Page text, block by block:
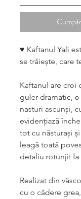
♥️ Kaftanul Yali
se trăiește, care
Kaftanul are croi
guler dramatic,
nasturi ascunși,
evidențiază
tot cu năsturași
leagă toată
detaliu rotunjit la
Realizat din
cu o cădere